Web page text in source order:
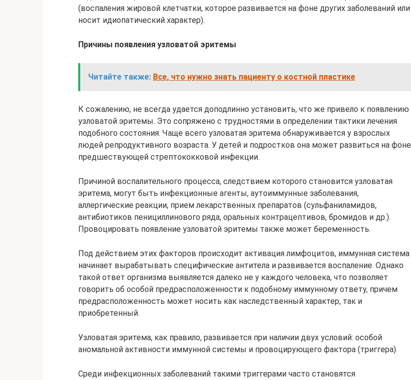
(воспаления жировой клетчатки, которое развивается на фоне других заболеваний или
носит идиопатический характер).
Причины появления узловатой эритемы
Читайте также: Все, что нужно знать пациенту о костной пластике
К сожалению, не всегда удается доподлинно установить, что же привело к появлению
узловатой эритемы. Это сопряжено с трудностями в определении тактики лечения
подобного состояния. Чаще всего узловатая эритема обнаруживается у взрослых
людей репродуктивного возраста. У детей и подростков она может развиться на фоне
предшествующей стрептококковой инфекции.
Причиной воспалительного процесса, следствием которого становится узловатая
эритема, могут быть инфекционные агенты, аутоиммунные заболевания,
аллергические реакции, прием лекарственных препаратов (сульфаниламидов,
антибиотиков пенициллинового ряда, оральных контрацептивов, бромидов и др.).
Провоцировать появление узловатой эритемы также может беременность.
Под действием этих факторов происходит активация лимфоцитов, иммунная система
начинает вырабатывать специфические антитела и развивается воспаление. Однако
такой ответ организма выявляется далеко не у каждого человека, что позволяет
говорить об особой предрасположенности к подобному иммунному ответу, причем
предрасположенность может носить как наследственный характер, так и
приобретенный.
Узловатая эритема, как правило, развивается при наличии двух условий: особой
аномальной активности иммунной системы и провоцирующего фактора (триггера).
Среди инфекционных заболеваний такими триггерами часто становятся